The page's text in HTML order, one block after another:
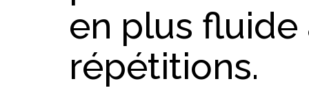
en plus
répétitions.